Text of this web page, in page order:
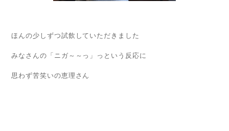
ほんの少しずつ試飲していただきました
みなさんの「ニガ～～っ」っという反応に
思わず苦笑いの恵理さん